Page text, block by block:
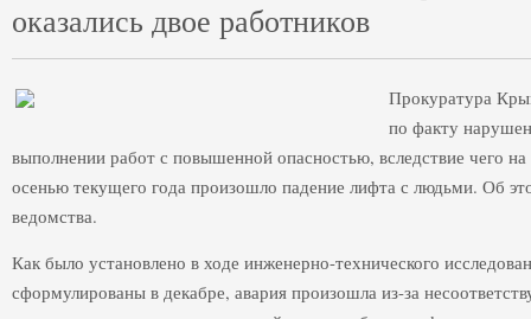
оказались двое работников
Прокуратура
по факту
выполнении работ с повышенной опасностью, вследствие чего
осенью текущего года произошло падение лифта с людьми. Об
ведомства.
Как было установлено в ходе инженерно-технического
сформулированы в декабре, авария произошла из-за